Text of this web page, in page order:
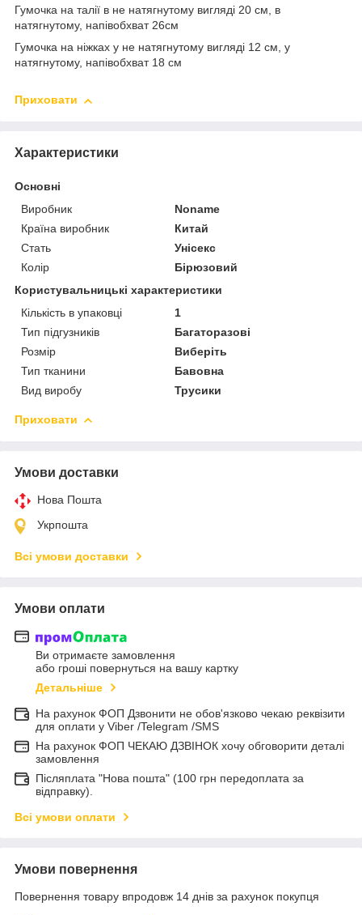
Гумочка на талії в не натягнутому вигляді 20 см, в
натягнутому, напівобхват 26см
Гумочка на ніжках у не натягнутому вигляді 12 см, у
натягнутому, напівобхват 18 см
Приховати
Характеристики
Основні
Виробник
Noname
Країна виробник
Китай
Стать
Унісекс
Колір
Бірюзовий
Користувальницькі характеристики
Кількість в упаковці
1
Тип підгузників
Багаторазові
Розмір
Виберіть
Тип тканини
Бавовна
Вид виробу
Трусики
Приховати
Умови доставки
Нова Пошта
Укрпошта
Всі умови доставки
Умови оплати
Ви отримаєте замовлення
або гроші повернуться на вашу картку
Детальніше
На рахунок ФОП Дзвонити не обов'язково чекаю реквізити
для оплати у Viber /Telegram /SMS
На рахунок ФОП ЧЕКАЮ ДЗВІНОК хочу обговорити деталі
замовлення
Післяплата "Нова пошта" (100 грн передоплата за
відправку).
Всі умови оплати
Умови повернення
Повернення товару впродовж 14 днів за рахунок покупця